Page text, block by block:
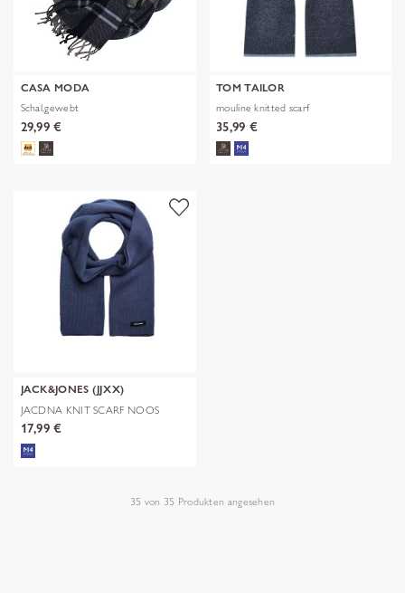
CASA MODA
Schal,gewebt
29,99 €
TOM TAILOR
mouline knitted scarf
35,99 €
JACK&JONES (JJXX)
JACDNA KNIT SCARF NOOS
17,99 €
35 von 35 Produkten angesehen